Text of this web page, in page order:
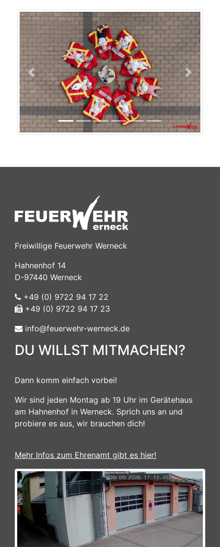
Previous Next
Freiwillige Feuerwehr Werneck
Hahnenhof 14
D-97440 Werneck
+49 (0) 9722 94 17 22
+49 (0) 9722 94 17 23
info@feuerwehr-werneck.de
DU WILLST MITMACHEN?
Dann komm einfach vorbei!
Wir sind jeden Montag ab 19 Uhr im Gerätehaus
am Hahnenhof in Werneck. Sprich uns an und
probiere es aus, wir brauchen dich!
Mehr Infos zum Ehrenamt gibt es hier!